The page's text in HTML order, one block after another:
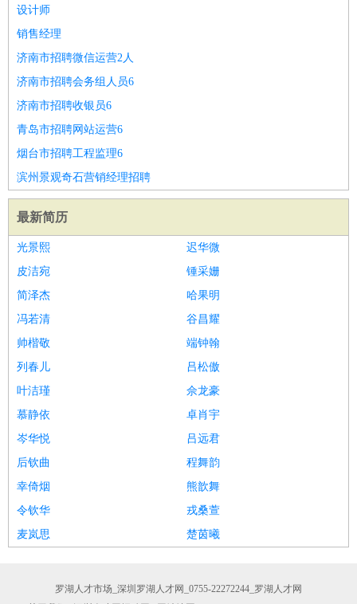
设计师
销售经理
济南市招聘微信运营2人
济南市招聘会务组人员6
济南市招聘收银员6
青岛市招聘网站运营6
烟台市招聘工程监理6
滨州景观奇石营销经理招聘
最新简历
光景熙
迟华微
皮洁宛
锺采姗
简泽杰
哈果明
冯若清
谷昌耀
帅楷敬
端钟翰
列春儿
吕松傲
叶洁瑾
佘龙豪
慕静依
卓肖宇
岑华悦
吕远君
后钦曲
程舞韵
幸倚烟
熊歆舞
令钦华
戎桑萱
麦岚思
楚茵曦
罗湖人才市场_深圳罗湖人才网_0755-22272244_罗湖人才网